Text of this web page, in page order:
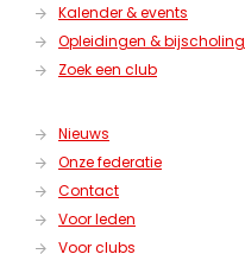
Kalender & events
Opleidingen & bijscholing
Zoek een club
Nieuws
Onze federatie
Contact
Voor leden
Voor clubs